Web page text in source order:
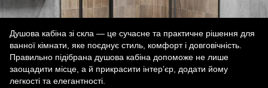
Душова кабіна зі скла — це сучасне та практичне рішення для
ванної кімнати, яке поєднує стиль, комфорт і довговічність.
Правильно підібрана душова кабіна допоможе не лише
заощадити місце, а й прикрасити інтер’єр, додати йому
легкості та елегантності.